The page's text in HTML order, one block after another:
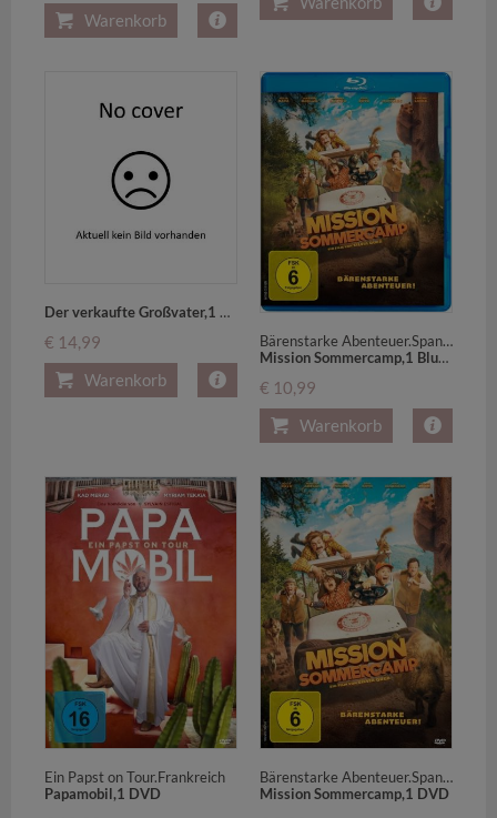
Warenkorb
Der verkaufte Großvater,1 DVD (Neuauflage)
€ 14,99
Warenkorb
Bärenstarke Abenteuer.Spanien, Portugal
Mission Sommercamp,1 Blu-ray
€ 10,99
Warenkorb
Ein Papst on Tour.Frankreich
Papamobil,1 DVD
Bärenstarke Abenteuer.Spanien, Portugal
Mission Sommercamp,1 DVD